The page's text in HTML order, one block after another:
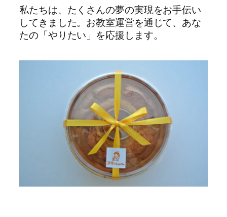
私たちは、たくさんの夢の実現をお手伝い
してきました。お教室運営を通じて、あな
たの「やりたい」を応援します。